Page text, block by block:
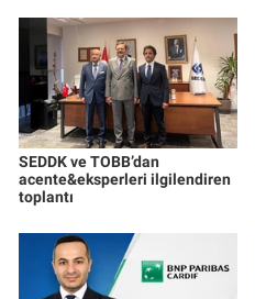
SEDDK ve TOBB’dan
acente&eksperleri ilgilendiren
toplantı